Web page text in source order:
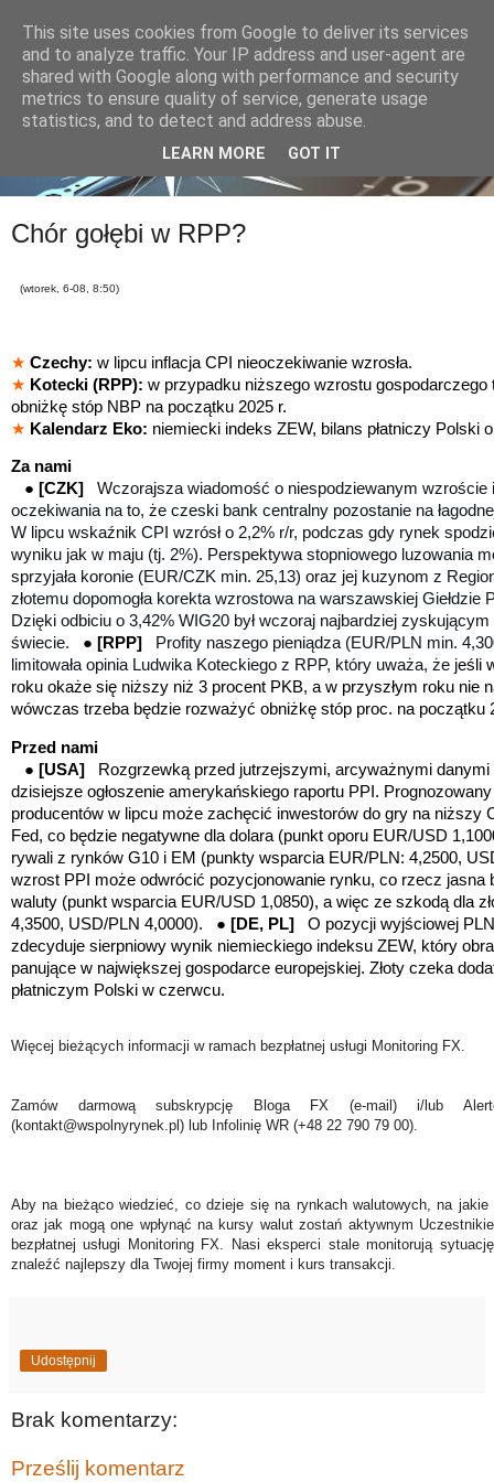
Chór gołębi w RPP?
(wtorek, 6-08, 8:50)
★ Czechy: w lipcu inflacja CPI nieoczekiwanie wzrosła.
★ Kotecki (RPP): w przypadku niższego wzrostu
obniżkę stóp NBP na początku 2025 r.
★ Kalendarz Eko: niemiecki indeks ZEW, bilans płatniczy Polski
Za nami
● [CZK] Wczorajsza wiadomość o niespodziewanym wzroście
oczekiwania na to, że czeski bank centralny pozostanie na
W lipcu wskaźnik CPI wzrósł o 2,2% r/r, podczas gdy rynek
wyniku jak w maju (tj. 2%). Perspektywa stopniowego luzowania
sprzyjała koronie (EUR/CZK min. 25,13) oraz jej kuzynom z
złotemu dopomogła korekta wzrostowa na warszawskiej Giełdzie
Dzięki odbiciu o 3,42% WIG20 był wczoraj najbardziej
świecie. ● [RPP]
Profity naszego pieniądza (EUR/PLN min.
limitowała opinia Ludwika Koteckiego z RPP, który uważa, że jeśli
roku okaże się niższy niż 3 procent PKB, a w przyszłym roku nie
wówczas trzeba będzie rozważyć obniżkę stóp proc. na początku
Przed nami
● [USA] Rozgrzewką przed jutrzejszymi, arcyważnymi
dzisiejsze ogłoszenie amerykańskiego raportu PPI.
producentów w lipcu może zachęcić inwestorów do gry na niższy
Fed, co będzie negatywne dla dolara (punkt oporu EUR/USD
rywali z rynków G10 i EM (punkty wsparcia EUR/PLN: 4,2500,
wzrost PPI może odwrócić pozycjonowanie rynku, co rzecz jasna
waluty (punkt wsparcia EUR/USD 1,0850), a więc ze szkodą dla
4,3500, USD/PLN 4,0000). ● [DE, PL] O pozycji wyjściowej
zdecyduje sierpniowy wynik niemieckiego indeksu ZEW, który
panujące w największej gospodarce europejskiej. Złoty czeka
płatniczym Polski w czerwcu.
Więcej bieżących informacji w ramach bezpłatnej usługi Monitoring FX.
Zamów darmową subskrypcję Bloga FX (e-mail) i/lub
(kontakt@wspolnyrynek.pl) lub Infolinię WR (+48 22 790 79 00).
Aby na bieżąco wiedzieć, co dzieje się na rynkach walutowych, na
oraz jak mogą one wpłynąć na kursy walut zostań aktywnym
bezpłatnej usługi Monitoring FX. Nasi eksperci stale monitorują
znaleźć najlepszy dla Twojej firmy moment i kurs transakcji.
Udostępnij
Brak komentarzy:
Prześlij komentarz
This site uses cookies from Google to deliver its services
and to analyze traffic. Your IP address and user-agent are
shared with Google along with performance and security
metrics to ensure quality of service, generate usage
statistics, and to detect and address abuse.
LEARN MORE GOT IT